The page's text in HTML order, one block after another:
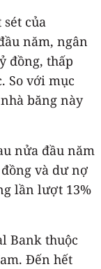
của
năm, ngân
đồng, thấp
So với mục
băng này
nửa đầu năm
và dư nợ
lần lượt 13%
Bank thuộc
Đến hết